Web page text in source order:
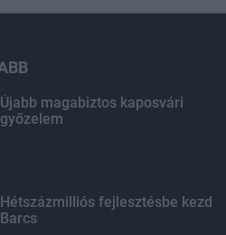
Újabb magabiztos kaposvári
győzelem
Hétszázmilliós fejlesztésbe kezd
Barcs